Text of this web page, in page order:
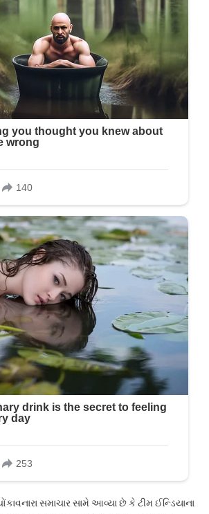
સમાચાર સામે આવ્યા છે કે ટીમ ઈન્ડિયાના